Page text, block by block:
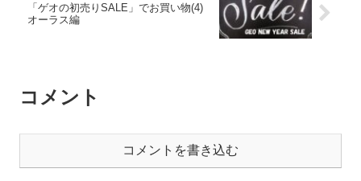
「ゲオの初売りSALE」でお買い物(4)
オーラス編
コメント
コメントを書き込む